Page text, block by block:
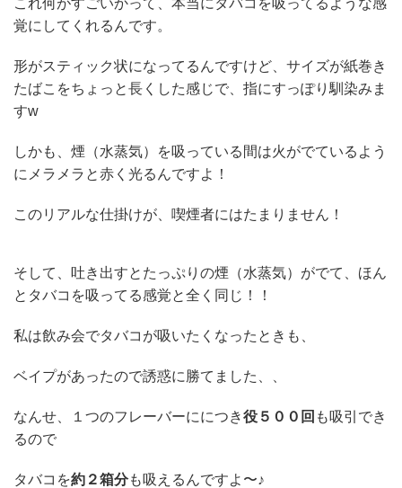
これ何がすごいかって、本当にタバコを吸ってるような感
覚にしてくれるんです。
形がスティック状になってるんですけど、サイズが紙巻き
たばこをちょっと長くした感じで、指にすっぽり馴染みま
すw
しかも、煙（水蒸気）を吸っている間は火がでているよう
にメラメラと赤く光るんですよ！
このリアルな仕掛けが、喫煙者にはたまりません！
そして、吐き出すとたっぷりの煙（水蒸気）がでて、ほん
とタバコを吸ってる感覚と全く同じ！！
私は飲み会でタバコが吸いたくなったときも、
ベイプがあったので誘惑に勝てました、、
なんせ、１つのフレーバーににつき役５００回 も吸引でき
るので
タバコを約２箱分も吸えるんですよ〜♪